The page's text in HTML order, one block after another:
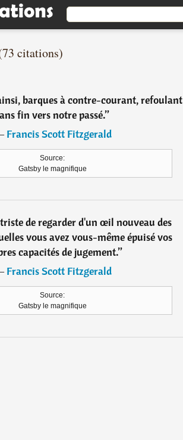
citations)
barques à contre-courant, refoulant
fin vers notre passé.”
Francis Scott Fitzgerald
Source:
Gatsby le magnifique
de regarder d'un œil nouveau des
vous avez vous-même épuisé vos
capacités de jugement.”
Francis Scott Fitzgerald
Source:
Gatsby le magnifique